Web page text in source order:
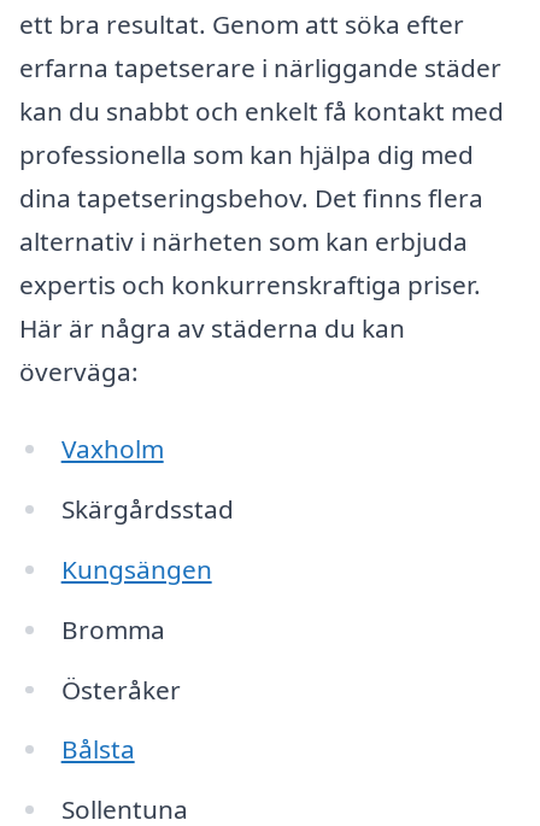
ett bra resultat. Genom att söka efter
erfarna tapetserare i närliggande städer
kan du snabbt och enkelt få kontakt med
professionella som kan hjälpa dig med
dina tapetseringsbehov. Det finns flera
alternativ i närheten som kan erbjuda
expertis och konkurrenskraftiga priser.
Här är några av städerna du kan
överväga:
Vaxholm
Skärgårdsstad
Kungsängen
Bromma
Österåker
Bålsta
Sollentuna